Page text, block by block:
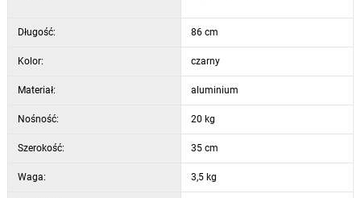
Długość: 86 cm
Kolor: czarny
Materiał: aluminium
Nośność: 20 kg
Szerokość: 35 cm
Waga: 3,5 kg